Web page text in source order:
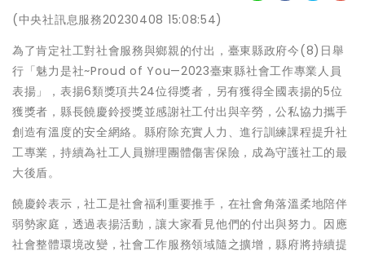
(中央社訊息服務20230408 15:08:54)
為了肯定社工對社會服務與鄉親的付出，臺東縣政府今(8)日舉
行「魅力是社~Proud of You—2023臺東縣社會工作專業人員
表揚」，表揚6類獎項共24位得獎者，另有獲得全國表揚的5位
獲獎者，縣長饒慶鈴授獎並感謝社工付出與辛勞，公私協力攜手
創造有溫度的安全網絡。縣府除充實人力、進行訓練課程提升社
工專業，持續為社工人員辦理團體傷害保險，成為守護社工的最
大後盾。
饒慶鈴表示，社工是社會福利重要推手，在社會角落溫柔地陪伴
弱勢家庭，透過表揚活動，讓大家看見他們的付出與努力。因應
社會整體環境改變，社會工作服務領域隨之擴增，縣府將持續提